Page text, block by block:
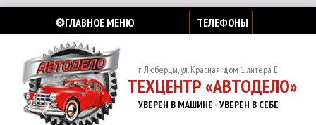
⚙️ГЛАВНОЕ МЕНЮ ТЕЛЕФОНЫ
г. Люберцы, ул. Красная, дом 1 литера Е
ТЕХЦЕНТР «АВТОДЕЛО»
УВЕРЕН В МАШИНЕ - УВЕРЕН В СЕБЕ